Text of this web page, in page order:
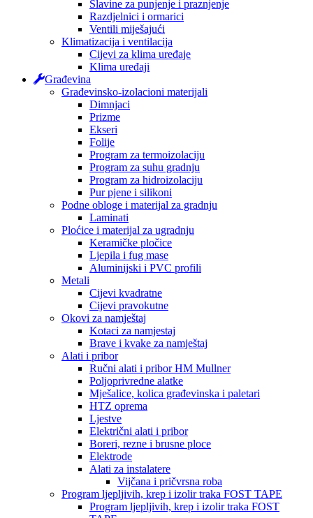
Slavine za punjenje i praznjenje
Razdjelnici i ormarici
Ventili miješajući
Klimatizacija i ventilacija
Cijevi za klima uređaje
Klima uređaji
Građevina
Građevinsko-izolacioni materijali
Dimnjaci
Prizme
Ekseri
Folije
Program za termoizolaciju
Program za suhu gradnju
Program za hidroizolaciju
Pur pjene i silikoni
Podne obloge i materijal za gradnju
Laminati
Ploćice i materijal za ugradnju
Keramičke pločice
Ljepila i fug mase
Aluminijski i PVC profili
Metali
Cijevi kvadratne
Cijevi pravokutne
Okovi za namještaj
Kotaci za namjestaj
Brave i kvake za namještaj
Alati i pribor
Ručni alati i pribor HM Mullner
Poljoprivredne alatke
Mješalice, kolica građevinska i paletari
HTZ oprema
Ljestve
Električni alati i pribor
Boreri, rezne i brusne ploce
Elektrode
Alati za instalatere
Vijčana i pričvrsna roba
Program ljepljivih, krep i izolir traka FOST TAPE
Program ljepljivih, krep i izolir traka FOST